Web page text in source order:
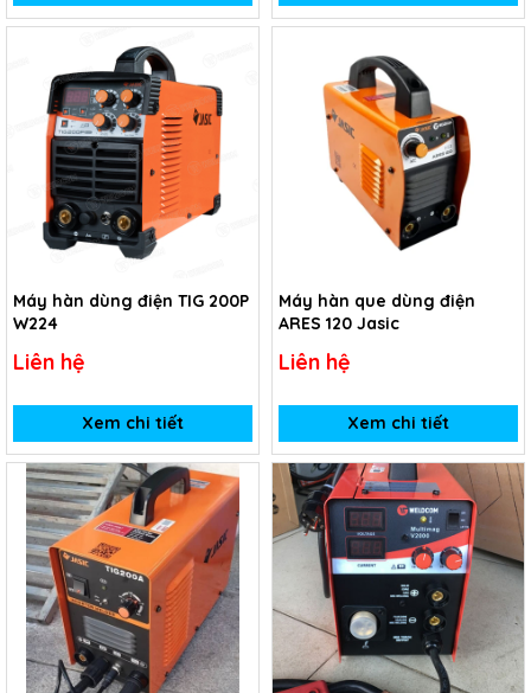
Máy hàn dùng điện TIG 200P
W224
Liên hệ
Xem chi tiết
Máy hàn que dùng điện
ARES 120 Jasic
Liên hệ
Xem chi tiết